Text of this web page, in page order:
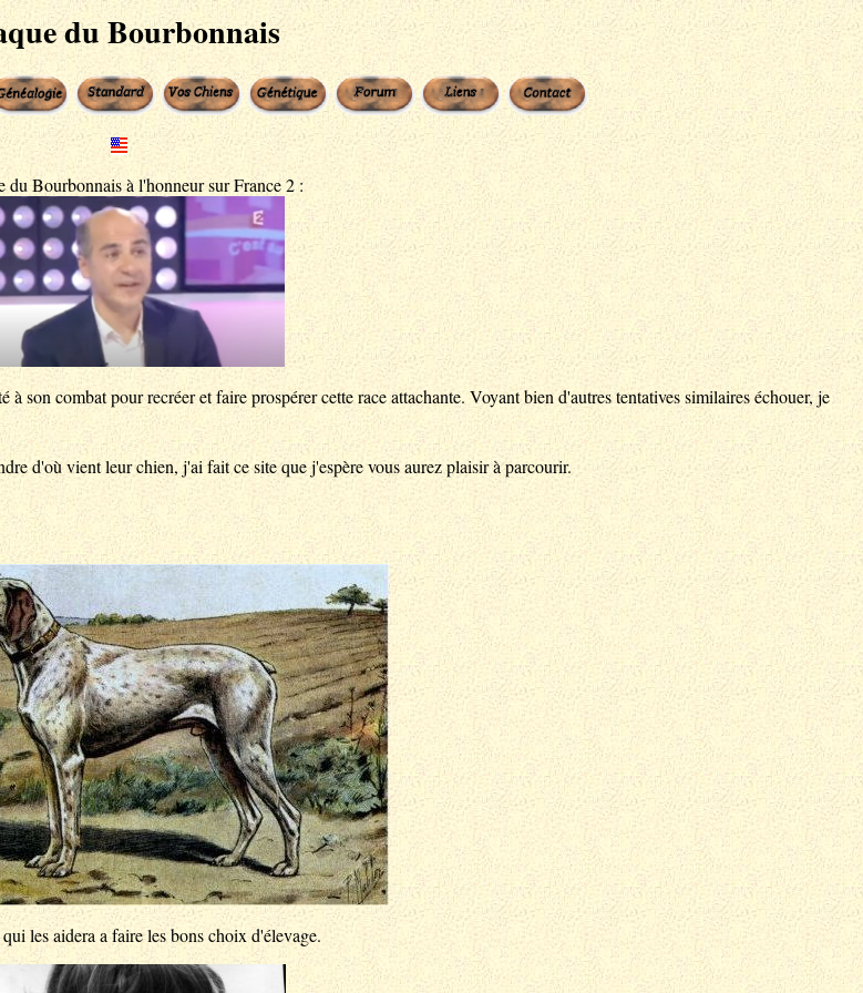
du Bourbonnais
du Bourbonnais à l'honneur sur France 2 :
son combat pour recréer et faire prospérer cette race attachante. Voyant bien d'autres tentatives similaires échouer, je
d'où vient leur chien, j'ai fait ce site que j'espère vous aurez plaisir à parcourir.
les aidera a faire les bons choix d'élevage.